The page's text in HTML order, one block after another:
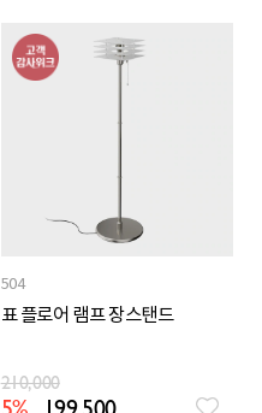
504
표 플로어 램프 장스탠드
210,000